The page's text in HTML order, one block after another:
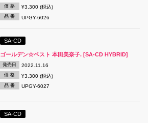
価 格 ¥3,300 (税込)
品 番 UPGY-6026
SA-CD
ゴールデン☆ベスト 本田美奈子. [SA-CD HYBRID]
発売日 2022.11.16
価 格 ¥3,300 (税込)
品 番 UPGY-6027
SA-CD